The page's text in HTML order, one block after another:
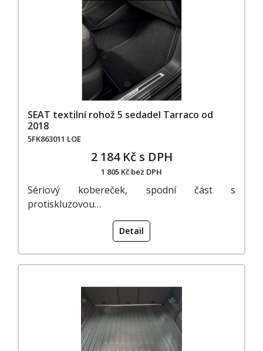
SEAT textilní rohož 5 sedadel Tarraco od
2018
5FK863011 LOE
2 184 Kč s DPH
1 805 Kč bez DPH
Sériový kobereček, spodní část s
protiskluzovou…
Detail